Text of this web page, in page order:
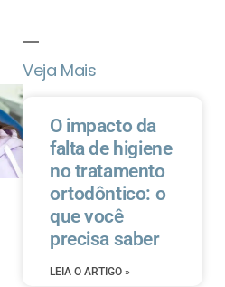
Veja Mais
O impacto da
falta de higiene
no tratamento
ortodôntico: o
que você
precisa saber
LEIA O ARTIGO »